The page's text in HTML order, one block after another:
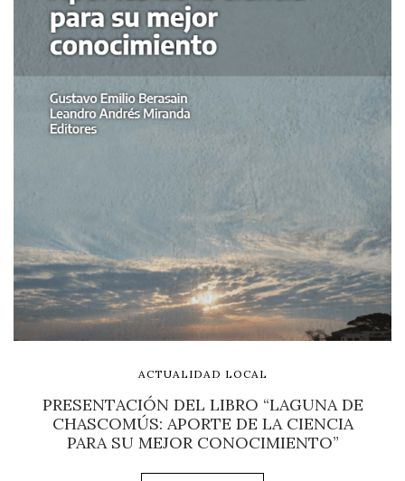
ACTUALIDAD LOCAL
PRESENTACIÓN DEL LIBRO “LAGUNA DE
CHASCOMÚS: APORTE DE LA CIENCIA
PARA SU MEJOR CONOCIMIENTO”